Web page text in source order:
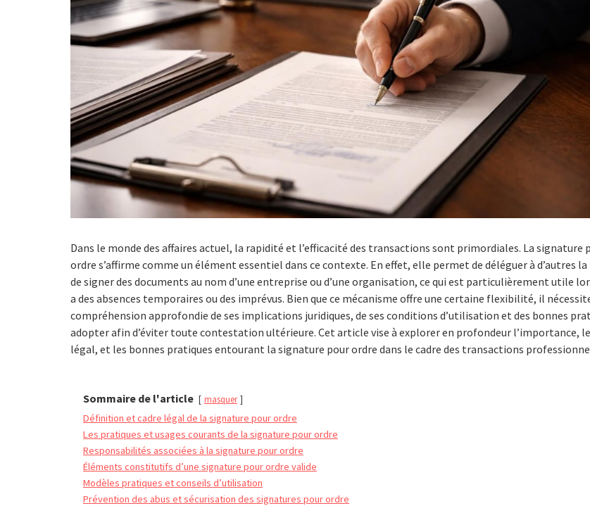
Dans le monde des affaires actuel, la rapidité et l’efficacité des transactions sont primordiales. La signature
ordre s’affirme comme un élément essentiel dans ce contexte. En effet, elle permet de déléguer à d’autres
de signer des documents au nom d’une entreprise ou d’une organisation, ce qui est particulièrement utile
a des absences temporaires ou des imprévus. Bien que ce mécanisme offre une certaine flexibilité, il
compréhension approfondie de ses implications juridiques, de ses conditions d’utilisation et des bonnes
adopter afin d’éviter toute contestation ultérieure. Cet article vise à explorer en profondeur l’importance,
légal, et les bonnes pratiques entourant la signature pour ordre dans le cadre des transactions
Sommaire de l'article masquer
Définition et cadre légal de la signature pour ordre
Les pratiques et usages courants de la signature pour ordre
Responsabilités associées à la signature pour ordre
Éléments constitutifs d’une signature pour ordre valide
Modèles pratiques et conseils d’utilisation
Prévention des abus et sécurisation des signatures pour ordre